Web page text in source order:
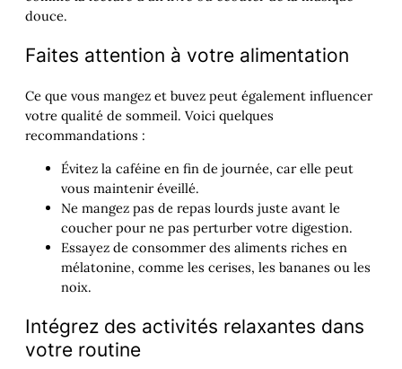
douce.
Faites attention à votre alimentation
Ce que vous mangez et buvez peut également influencer
votre qualité de sommeil. Voici quelques
recommandations :
Évitez la caféine en fin de journée, car elle peut
vous maintenir éveillé.
Ne mangez pas de repas lourds juste avant le
coucher pour ne pas perturber votre digestion.
Essayez de consommer des aliments riches en
mélatonine, comme les cerises, les bananes ou les
noix.
Intégrez des activités relaxantes dans
votre routine